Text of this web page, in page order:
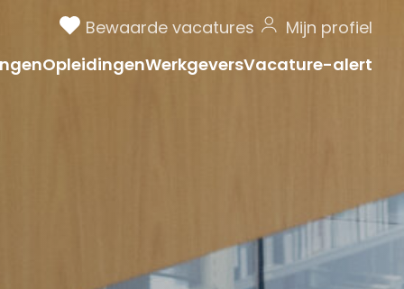
Bewaarde vacatures
Mijn profiel
OpleidingenWerkgeversVacature-alert